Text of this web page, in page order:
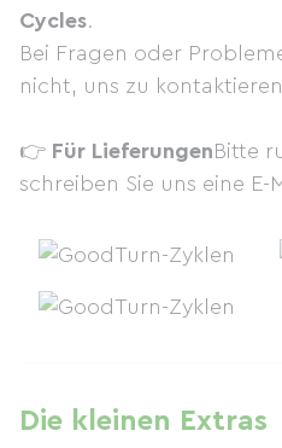
Cycles.
Bei Fragen oder
nicht, uns zu
👉 Für LieferungenBitte
schreiben Sie uns eine E-
Die kleinen Extras